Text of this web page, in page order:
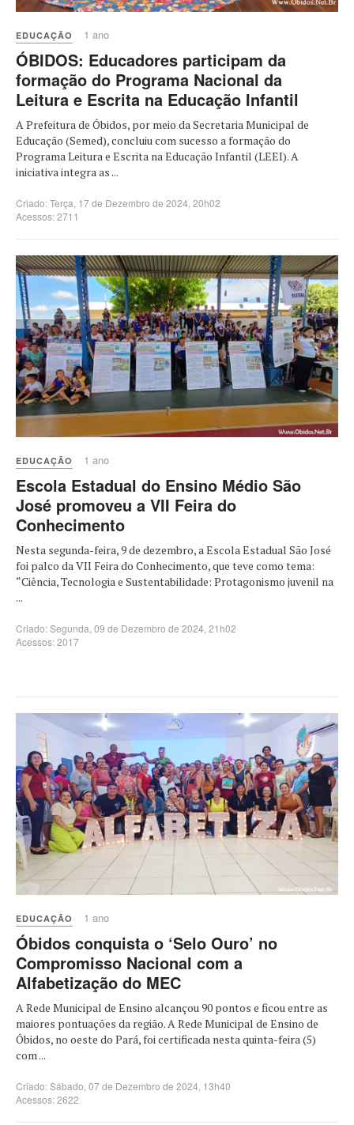
EDUCAÇÃO 1 ano
ÓBIDOS: Educadores participam da
formação do Programa Nacional da
Leitura e Escrita na Educação Infantil
A Prefeitura de Óbidos, por meio da Secretaria Municipal de
Educação (Semed), concluiu com sucesso a formação do
Programa Leitura e Escrita na Educação Infantil (LEEI). A
iniciativa integra as ...
Criado: Terça, 17 de Dezembro de 2024, 20h02
Acessos: 2711
EDUCAÇÃO 1 ano
Escola Estadual do Ensino Médio São
José promoveu a VII Feira do
Conhecimento
Nesta segunda-feira, 9 de dezembro, a Escola Estadual São José
foi palco da VII Feira do Conhecimento, que teve como tema:
“Ciência, Tecnologia e Sustentabilidade: Protagonismo juvenil na
...
Criado: Segunda, 09 de Dezembro de 2024, 21h02
Acessos: 2017
EDUCAÇÃO 1 ano
Óbidos conquista o ‘Selo Ouro’ no
Compromisso Nacional com a
Alfabetização do MEC
A Rede Municipal de Ensino alcançou 90 pontos e ficou entre as
maiores pontuações da região. A Rede Municipal de Ensino de
Óbidos, no oeste do Pará, foi certificada nesta quinta-feira (5)
com ...
Criado: Sábado, 07 de Dezembro de 2024, 13h40
Acessos: 2622